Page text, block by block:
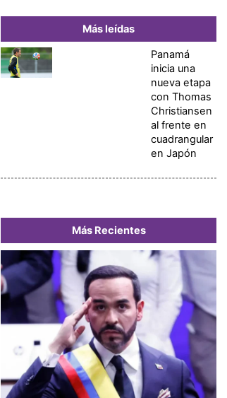
Más leídas
Panamá
inicia una
nueva etapa
con Thomas
Christiansen
al frente en
cuadrangular
en Japón
Más Recientes